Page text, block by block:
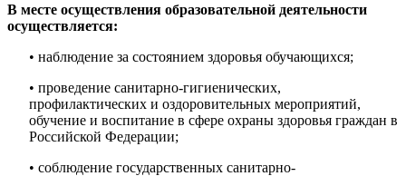
В месте осуществления образовательной деятельности
осуществляется:
• наблюдение за состоянием здоровья обучающихся;
• проведение санитарно-гигиенических,
профилактических и оздоровительных мероприятий,
обучение и воспитание в сфере охраны здоровья граждан в
Российской Федерации;
• соблюдение государственных санитарно-